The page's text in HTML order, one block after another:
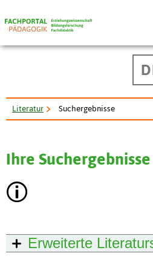
Literatur Suchergebnisse
Ihre Suchergebnisse
Erweiterte